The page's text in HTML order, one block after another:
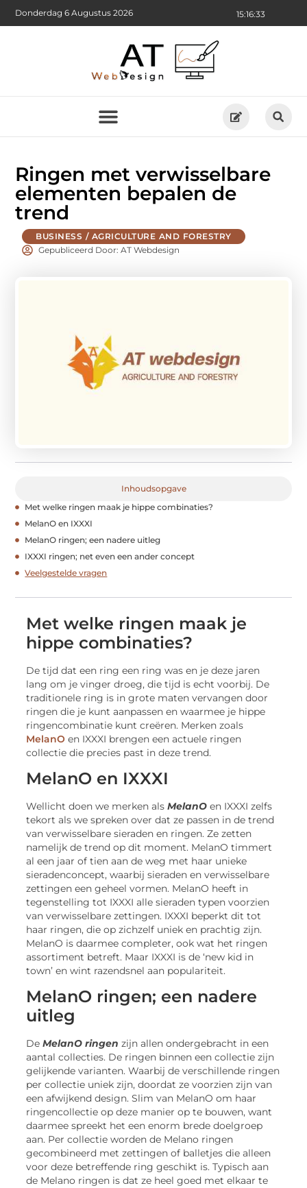
15:16:34
Donderdag 6 Augustus 2026
Ringen met verwisselbare
elementen bepalen de
trend
BUSINESS / AGRICULTURE AND FORESTRY
Gepubliceerd Door: AT Webdesign
Inhoudsopgave
Met welke ringen maak je hippe combinaties?
MelanO en IXXXI
MelanO ringen; een nadere uitleg
IXXXI ringen; net even een ander concept
Veelgestelde vragen
Met welke ringen maak je
hippe combinaties?
De tijd dat een ring een ring was en je deze jaren
lang om je vinger droeg, die tijd is echt voorbij. De
traditionele ring is in grote maten vervangen door
ringen die je kunt aanpassen en waarmee je hippe
ringencombinatie kunt creëren. Merken zoals
MelanO en IXXXI brengen een actuele ringen
collectie die precies past in deze trend.
MelanO en IXXXI
Wellicht doen we merken alsMelanO en IXXXI zelfs
tekort als we spreken over dat ze passen in de trend
van verwisselbare sieraden en ringen. Ze zetten
namelijk de trend op dit moment. MelanO timmert
al een jaar of tien aan de weg met haar unieke
sieradenconcept, waarbij sieraden en verwisselbare
zettingen een geheel vormen. MelanO heeft in
tegenstelling tot IXXXI alle sieraden typen voorzien
van verwisselbare zettingen. IXXXI beperkt dit tot
haar ringen, die op zichzelf uniek en prachtig zijn.
MelanO is daarmee completer, ook wat het ringen
assortiment betreft. Maar IXXXI is de ‘new kid in
town’ en wint razendsnel aan populariteit.
MelanO ringen; een nadere
uitleg
DeMelanO ringen zijn allen ondergebracht in een
aantal collecties. De ringen binnen een collectie zijn
gelijkende varianten. Waarbij de verschillende ringen
per collectie uniek zijn, doordat ze voorzien zijn van
een afwijkend design. Slim van MelanO om haar
ringencollectie op deze manier op te bouwen, want
daarmee spreekt het een enorm brede doelgroep
aan. Per collectie worden de Melano ringen
gecombineerd met zettingen of balletjes die alleen
voor deze betreffende ring geschikt is. Typisch aan
de Melano ringen is dat ze heel goed met elkaar te